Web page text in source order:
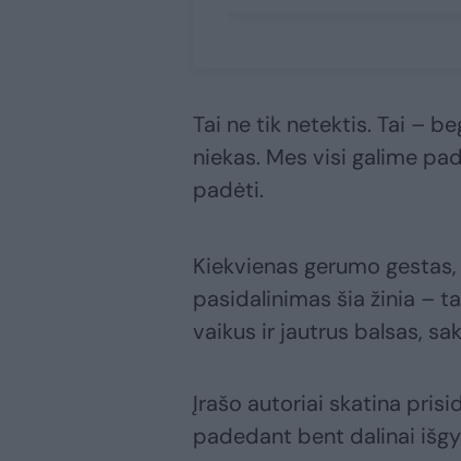
Tai ne tik netektis. Tai –
niekas. Mes visi galime
padėti.
Kiekvienas gerumo
pasidalinimas šia žinia –
vaikus ir jautrus balsas,
Įrašo autoriai skatina
padedant bent dalinai